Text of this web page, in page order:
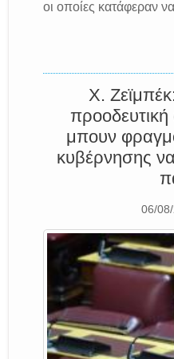
οι οποίες κατάφεραν
Χ.
προοδευτική
μπουν
κυβέρνησης να
06/